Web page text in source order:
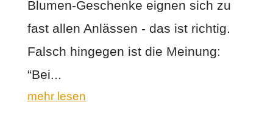
Blumen-Geschenke eignen sich zu
fast allen Anlässen - das ist richtig.
Falsch hingegen ist die Meinung:
“Bei...
mehr lesen